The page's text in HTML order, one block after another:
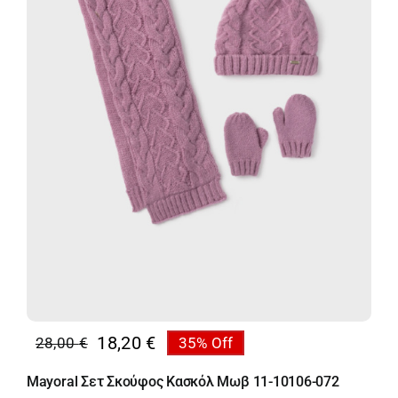
28,00€
Original
price
18,20 €
Η
τρέχουσα
35% Off
Mayoral Σετ Σκούφος Κασκόλ Μωβ 11-10106-072